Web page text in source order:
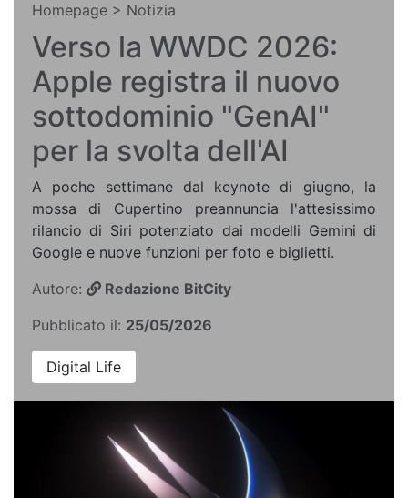
Homepage > Notizia
Verso la WWDC 2026:
Apple registra il nuovo
sottodominio "GenAI"
per la svolta dell'AI
A poche settimane dal keynote di giugno, la
mossa di Cupertino preannuncia l'attesissimo
rilancio di Siri potenziato dai modelli Gemini di
Google e nuove funzioni per foto e biglietti.
Autore:
Redazione BitCity
Pubblicato il: 25/05/2026
Digital Life